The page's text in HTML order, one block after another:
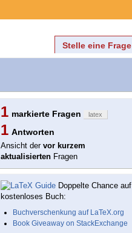
Stelle eine Frage
1 markierte Fragen latex
1 Antworten
Ansicht der vor kurzem
aktualisierten Fragen
Doppelte Chance auf
kostenloses Buch:
Buchverschenkung auf LaTeX.org
Book Giveaway on StackExchange